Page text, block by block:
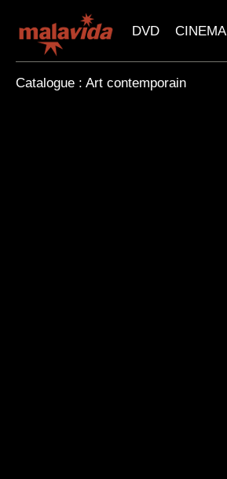
DVD CINEMA
Catalogue : Art contemporain